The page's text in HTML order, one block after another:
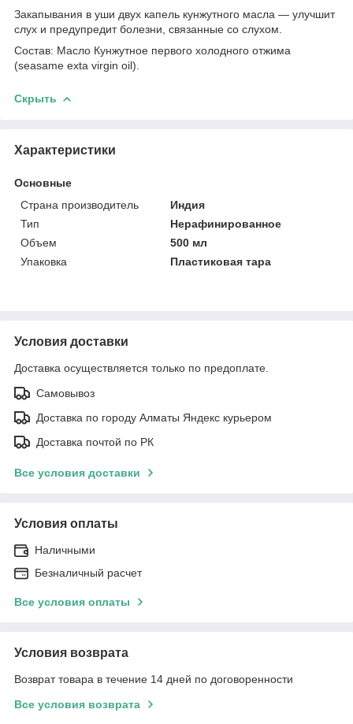
Закапывания в уши двух капель кунжутного масла — улучшит
слух и предупредит болезни, связанные со слухом.
Состав: Масло Кунжутное первого холодного отжима
(seasame exta virgin oil).
Скрыть
Характеристики
Основные
Страна производитель
Индия
Тип
Нерафинированное
Объем
500 мл
Упаковка
Пластиковая тара
Условия доставки
Доставка осуществляется только по предоплате.
Самовывоз
Доставка по городу Алматы Яндекс курьером
Доставка почтой по РК
Все условия доставки
Условия оплаты
Наличными
Безналичный расчет
Все условия оплаты
Условия возврата
Возврат товара в течение 14 дней по договоренности
Все условия возврата